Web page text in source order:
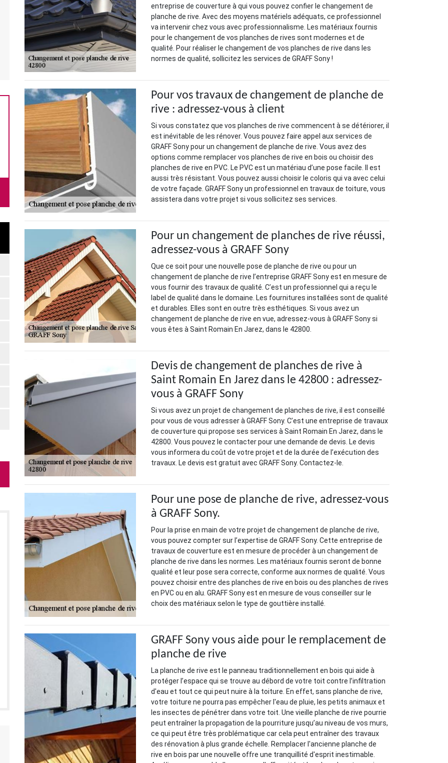
entreprise de couverture à qui vous pouvez confier le changement de
planche de rive. Avec des moyens matériels adéquats, ce professionnel
va intervenir chez vous avec professionnalisme. Les matériaux fournis
pour le changement de vos planches de rives sont modernes et de
qualité. Pour réaliser le changement de vos planches de rive dans les
normes de qualité, sollicitez les services de GRAFF Sony !
Pour vos travaux de changement de planche de
rive : adressez-vous à client
Si vous constatez que vos planches de rive commencent à se détériorer, il
est inévitable de les rénover. Vous pouvez faire appel aux services de
GRAFF Sony pour un changement de planche de rive. Vous avez des
options comme remplacer vos planches de rive en bois ou choisir des
planches de rive en PVC. Le PVC est un matériau d’une pose facile. Il est
aussi très résistant. Vous pouvez aussi choisir le coloris qui va avec celui
de votre façade. GRAFF Sony un professionnel en travaux de toiture, vous
assistera dans votre projet si vous sollicitez ses services.
Pour un changement de planches de rive réussi,
adressez-vous à GRAFF Sony
Que ce soit pour une nouvelle pose de planche de rive ou pour un
changement de planche de rive l’entreprise GRAFF Sony est en mesure de
vous fournir des travaux de qualité. C’est un professionnel qui a reçu le
label de qualité dans le domaine. Les fournitures installées sont de qualité
et durables. Elles sont en outre très esthétiques. Si vous avez un
changement de planche de rive en vue, adressez-vous à GRAFF Sony si
vous êtes à Saint Romain En Jarez, dans le 42800.
Devis de changement de planches de rive à
Saint Romain En Jarez dans le 42800 : adressez-
vous à GRAFF Sony
Si vous avez un projet de changement de planches de rive, il est conseillé
pour vous de vous adresser à GRAFF Sony. C’est une entreprise de travaux
de couverture qui propose ses services à Saint Romain En Jarez, dans le
42800. Vous pouvez le contacter pour une demande de devis. Le devis
vous informera du coût de votre projet et de la durée de l’exécution des
travaux. Le devis est gratuit avec GRAFF Sony. Contactez-le.
Pour une pose de planche de rive, adressez-vous
à GRAFF Sony.
Pour la prise en main de votre projet de changement de planche de rive,
vous pouvez compter sur l’expertise de GRAFF Sony. Cette entreprise de
travaux de couverture est en mesure de procéder à un changement de
planche de rive dans les normes. Les matériaux fournis seront de bonne
qualité et leur pose sera correcte, conforme aux normes de qualité. Vous
pouvez choisir entre des planches de rive en bois ou des planches de rives
en PVC ou en alu. GRAFF Sony est en mesure de vous conseiller sur le
choix des matériaux selon le type de gouttière installé.
GRAFF Sony vous aide pour le remplacement de
planche de rive
La planche de rive est le panneau traditionnellement en bois qui aide à
protéger l’espace qui se trouve au débord de votre toit contre l’infiltration
d'eau et tout ce qui peut nuire à la toiture. En effet, sans planche de rive,
votre toiture ne pourra pas empêcher l'eau de pluie, les petits animaux et
les insectes de pénétrer dans votre toit. Une vieille planche de rive pourrie
peut entraîner la propagation de la pourriture jusqu’au niveau de vos murs,
ce qui peut être très problématique car cela peut entraîner des travaux
des rénovation à plus grande échelle. Remplacer l'ancienne planche de
rive en bois par une nouvelle offre une tranquillité d'esprit inestimable.